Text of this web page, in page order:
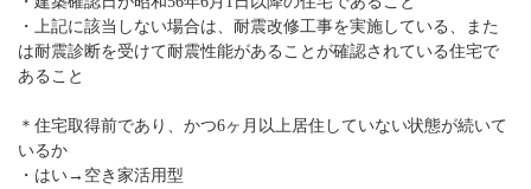
・上記に該当しない場合は、耐震改修工事を実施している、また
は耐震診断を受けて耐震性能があることが確認されている住宅で
あること
＊住宅取得前であり、かつ6ヶ月以上居住していない状態が続いて
いるか
・はい→空き家活用型